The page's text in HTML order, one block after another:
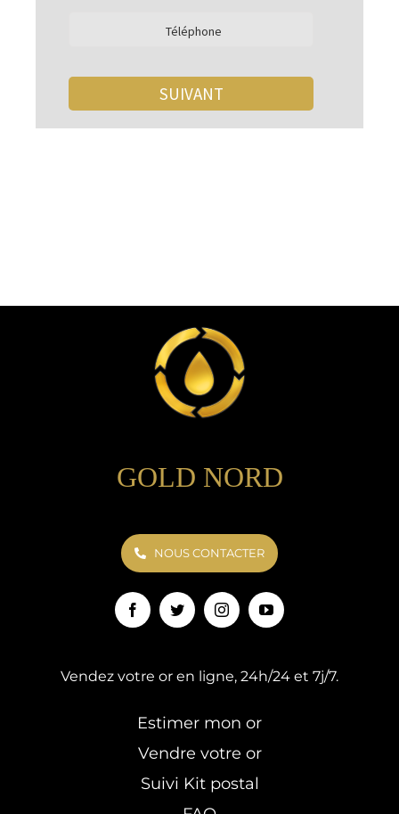
GOLD NORD
NOUS CONTACTER
Vendez votre or en ligne, 24h/24 et 7j/7.
Estimer mon or
Vendre votre or
Suivi Kit postal